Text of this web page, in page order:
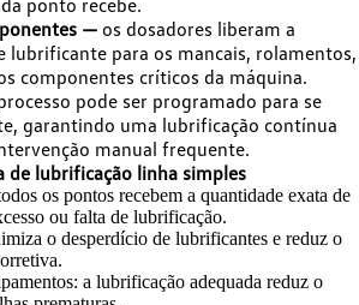
ponto recebe.
— os dosadores liberam a
lubrificante para os mancais, rolamentos,
componentes críticos da máquina.
pode ser programado para se
garantindo uma lubrificação contínua
manual frequente.
de lubrificação linha simples
os pontos recebem a quantidade exata de
ou falta de lubrificação.
o desperdício de lubrificantes e reduz o
a lubrificação adequada reduz o